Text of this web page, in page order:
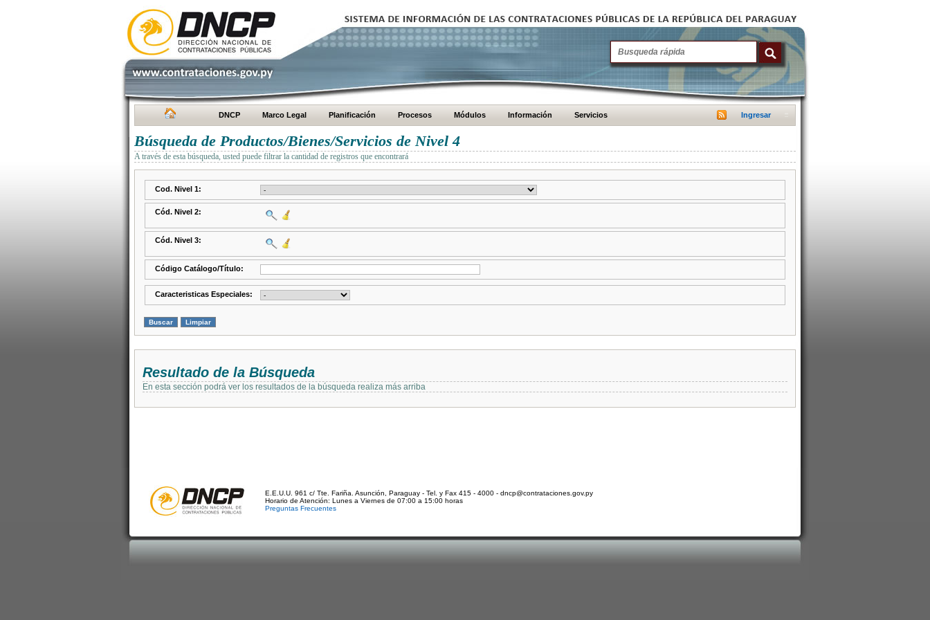
DNCP Marco Legal Planificación Procesos Módulos Información Servicios Ingresar
Búsqueda de Productos/Bienes/Servicios de Nivel 4
A través de esta búsqueda, usted puede filtrar la cantidad de registros que encontrará
Cod. Nivel 1:
Cód. Nivel 2:
Cód. Nivel 3:
Código Catálogo/Título:
Caracteristicas Especiales:
Resultado de la Búsqueda
En esta sección podrá ver los resultados de la búsqueda realiza más arriba
E.E.U.U. 961 c/ Tte. Fariña. Asunción, Paraguay - Tel. y Fax 415 - 4000 - dncp@contrataciones.gov.py
Horario de Atención: Lunes a Viernes de 07:00 a 15:00 horas
Preguntas Frecuentes